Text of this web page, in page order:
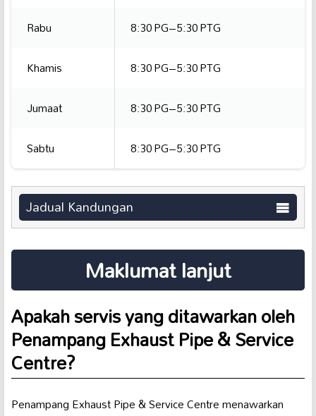
Rabu
8:30 PG–5:30 PTG
Khamis
8:30 PG–5:30 PTG
Jumaat
8:30 PG–5:30 PTG
Sabtu
8:30 PG–5:30 PTG
Jadual Kandungan
Maklumat lanjut
Apakah servis yang ditawarkan oleh
Penampang Exhaust Pipe & Service
Centre?
Penampang Exhaust Pipe & Service Centre menawarkan